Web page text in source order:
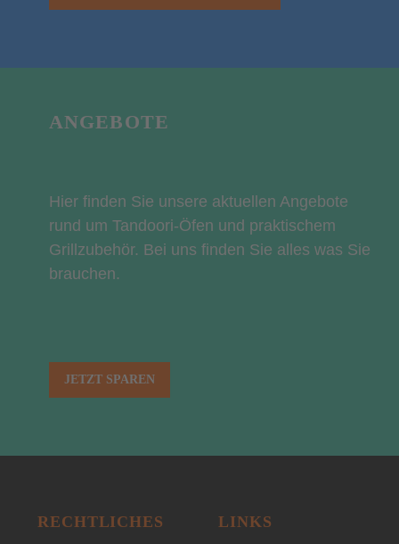
ANGEBOTE
Hier finden Sie unsere aktuellen Angebote
rund um Tandoori-Öfen und praktischem
Grillzubehör. Bei uns finden Sie alles was Sie
brauchen.
JETZT SPAREN
RECHTLICHES LINKS